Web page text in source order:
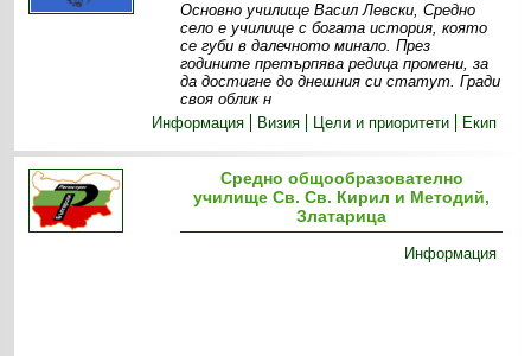
Основно училище Васил Левски, Средно
село е училище с богата история, която
се губи в далечното минало. През
годините претърпява редица промени, за
да достигне до днешния си статут. Гради
своя облик н
Информация
Визия Цели и приоритети Екип
Средно общообразователно
училище Св. Св. Кирил и Методий,
Златарица
Информация